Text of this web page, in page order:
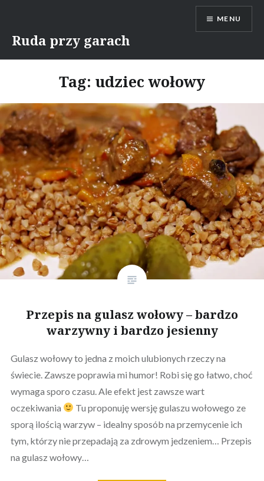
content
Ruda przy garach
MENU
Tag: udziec wołowy
Przepis na gulasz wołowy – bardzo
warzywny i bardzo jesienny
Gulasz wołowy to jedna z moich ulubionych rzeczy na
świecie. Zawsze poprawia mi humor! Robi się go łatwo, choć
wymaga sporo czasu. Ale efekt jest zawsze wart
oczekiwania
Tu proponuję wersję gulaszu wołowego ze
sporą ilością warzyw – idealny sposób na przemycenie ich
tym, którzy nie przepadają za zdrowym jedzeniem… Przepis
na gulasz wołowy…